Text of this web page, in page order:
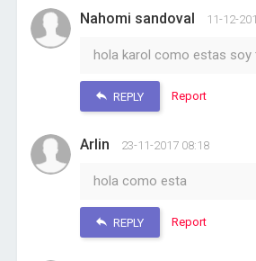
Nahomi sandoval 11-12-
hola karol como estas soy
REPLY Report
Arlin 23-11-2017 08:18
hola como esta
REPLY Report